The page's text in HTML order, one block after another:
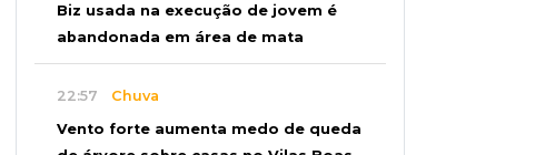
Biz usada na execução de jovem é
abandonada em área de mata
22:57 Chuva
Vento forte aumenta medo de queda